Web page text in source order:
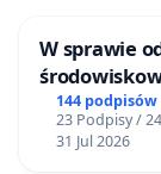
W sprawie
zakładu
Ostrowiu
144 podpisów
23 Podpisy /
31 Jul 2026